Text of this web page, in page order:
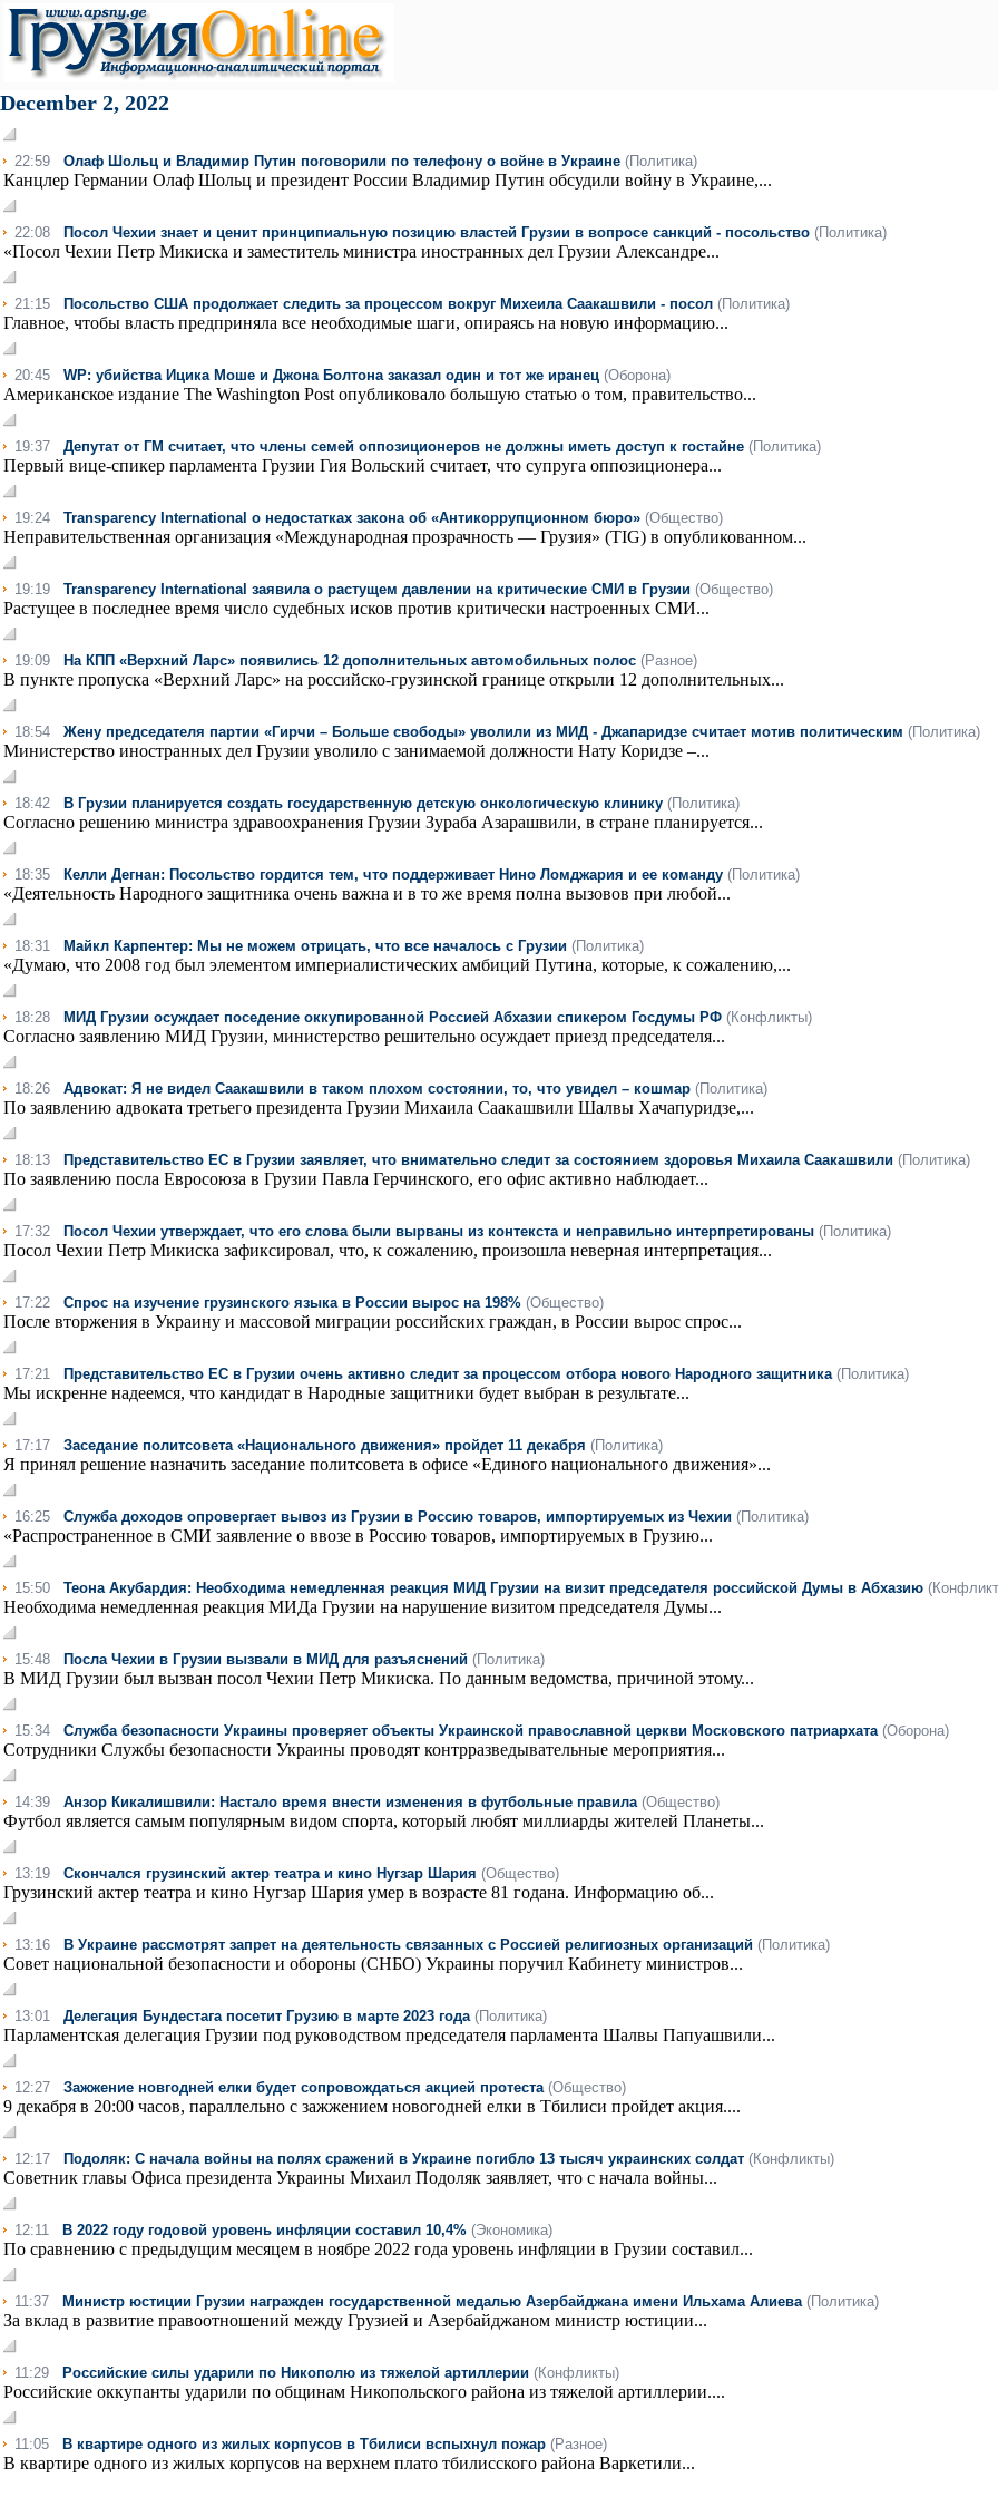
December 2, 2022
22:59 Олаф Шольц и Владимир Путин поговорили по телефону о войне в Украине (Политика)
Канцлер Германии Олаф Шольц и президент России Владимир Путин обсудили войну в Украине,...
22:08 Посол Чехии знает и ценит принципиальную позицию властей Грузии в вопросе санкций - посольство (Политика)
«Посол Чехии Петр Микиска и заместитель министра иностранных дел Грузии Александре...
21:15 Посольство США продолжает следить за процессом вокруг Михеила Саакашвили - посол (Политика)
Главное, чтобы власть предприняла все необходимые шаги, опираясь на новую информацию...
20:45 WP: убийства Ицика Моше и Джона Болтона заказал один и тот же иранец (Оборона)
Американское издание The Washington Post опубликовало большую статью о том, правительство...
19:37 Депутат от ГМ считает, что члены семей оппозиционеров не должны иметь доступ к гостайне (Политика)
Первый вице-спикер парламента Грузии Гия Вольский считает, что супруга оппозиционера...
19:24 Transparency International о недостатках закона об «Антикоррупционном бюро» (Общество)
Неправительственная организация «Международная прозрачность — Грузия» (TIG) в опубликованном...
19:19 Transparency International заявила о растущем давлении на критические СМИ в Грузии (Общество)
Растущее в последнее время число судебных исков против критически настроенных СМИ...
19:09 На КПП «Верхний Ларс» появились 12 дополнительных автомобильных полос (Разное)
В пункте пропуска «Верхний Ларс» на российско-грузинской границе открыли 12 дополнительных...
18:54 Жену председателя партии «Гирчи – Больше свободы» уволили из МИД - Джапаридзе считает мотив политическим (Политика)
Министерство иностранных дел Грузии уволило с занимаемой должности Нату Коридзе –...
18:42 В Грузии планируется создать государственную детскую онкологическую клинику (Политика)
Согласно решению министра здравоохранения Грузии Зураба Азарашвили, в стране планируется...
18:35 Келли Дегнан: Посольство гордится тем, что поддерживает Нино Ломджария и ее команду (Политика)
«Деятельность Народного защитника очень важна и в то же время полна вызовов при любой...
18:31 Майкл Карпентер: Мы не можем отрицать, что все началось с Грузии (Политика)
«Думаю, что 2008 год был элементом империалистических амбиций Путина, которые, к сожалению,...
18:28 МИД Грузии осуждает поседение оккупированной Россией Абхазии спикером Госдумы РФ (Конфликты)
Согласно заявлению МИД Грузии, министерство решительно осуждает приезд председателя...
18:26 Адвокат: Я не видел Саакашвили в таком плохом состоянии, то, что увидел – кошмар (Политика)
По заявлению адвоката третьего президента Грузии Михаила Саакашвили Шалвы Хачапуридзе,...
18:13 Представительство ЕС в Грузии заявляет, что внимательно следит за состоянием здоровья Михаила Саакашвили (Политика)
По заявлению посла Евросоюза в Грузии Павла Герчинского, его офис активно наблюдает...
17:32 Посол Чехии утверждает, что его слова были вырваны из контекста и неправильно интерпретированы (Политика)
Посол Чехии Петр Микиска зафиксировал, что, к сожалению, произошла неверная интерпретация...
17:22 Спрос на изучение грузинского языка в России вырос на 198% (Общество)
После вторжения в Украину и массовой миграции российских граждан, в России вырос спрос...
17:21 Представительство ЕС в Грузии очень активно следит за процессом отбора нового Народного защитника (Политика)
Мы искренне надеемся, что кандидат в Народные защитники будет выбран в результате...
17:17 Заседание политсовета «Национального движения» пройдет 11 декабря (Политика)
Я принял решение назначить заседание политсовета в офисе «Единого национального движения»...
16:25 Служба доходов опровергает вывоз из Грузии в Россию товаров, импортируемых из Чехии (Политика)
«Распространенное в СМИ заявление о ввозе в Россию товаров, импортируемых в Грузию...
15:50 Теона Акубардия: Необходима немедленная реакция МИД Грузии на визит председателя российской Думы в Абхазию
Необходима немедленная реакция МИДа Грузии на нарушение визитом председателя Думы...
15:48 Посла Чехии в Грузии вызвали в МИД для разъяснений (Политика)
В МИД Грузии был вызван посол Чехии Петр Микиска. По данным ведомства, причиной этому...
15:34 Служба безопасности Украины проверяет объекты Украинской православной церкви Московского патриархата (Оборона)
Сотрудники Службы безопасности Украины проводят контрразведывательные мероприятия...
14:39 Анзор Кикалишвили: Настало время внести изменения в футбольные правила (Общество)
Футбол является самым популярным видом спорта, который любят миллиарды жителей Планеты...
13:19 Скончался грузинский актер театра и кино Нугзар Шария (Общество)
Грузинский актер театра и кино Нугзар Шария умер в возрасте 81 годана. Информацию об...
13:16 В Украине рассмотрят запрет на деятельность связанных с Россией религиозных организаций (Политика)
Совет национальной безопасности и обороны (СНБО) Украины поручил Кабинету министров...
13:01 Делегация Бундестага посетит Грузию в марте 2023 года (Политика)
Парламентская делегация Грузии под руководством председателя парламента Шалвы Папуашвили...
12:27 Зажжение новгодней елки будет сопровождаться акцией протеста (Общество)
9 декабря в 20:00 часов, параллельно с зажжением новогодней елки в Тбилиси пройдет акция....
12:17 Подоляк: С начала войны на полях сражений в Украине погибло 13 тысяч украинских солдат (Конфликты)
Советник главы Офиса президента Украины Михаил Подоляк заявляет, что с начала войны...
12:11 В 2022 году годовой уровень инфляции составил 10,4% (Экономика)
По сравнению с предыдущим месяцем в ноябре 2022 года уровень инфляции в Грузии составил...
11:37 Министр юстиции Грузии награжден государственной медалью Азербайджана имени Ильхама Алиева (Политика)
За вклад в развитие правоотношений между Грузией и Азербайджаном министр юстиции...
11:29 Российские силы ударили по Никополю из тяжелой артиллерии (Конфликты)
Российские оккупанты ударили по общинам Никопольского района из тяжелой артиллерии....
11:05 В квартире одного из жилых корпусов в Тбилиси вспыхнул пожар (Разное)
В квартире одного из жилых корпусов на верхнем плато тбилисского района Варкетили...